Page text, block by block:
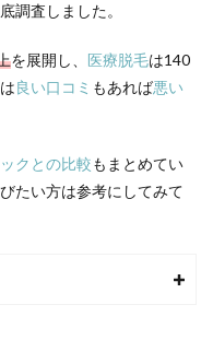
調査しました。
を展開し、 医療脱毛は140
良い口コミ もあれば悪い
クとの比較もまとめてい
たい方は参考にしてみて